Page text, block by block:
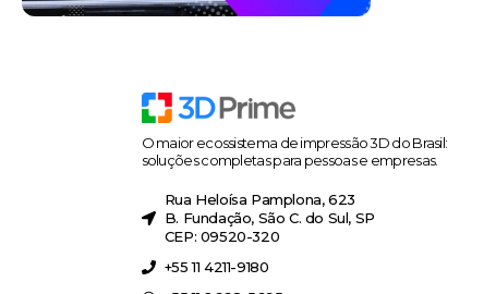
O maior ecossistema de impressão 3D do Brasil:
soluções completas para pessoas e empresas.
Rua Heloísa Pamplona, 623
B. Fundação, São C. do Sul, SP
CEP: 09520-320
+55 11 4211-9180